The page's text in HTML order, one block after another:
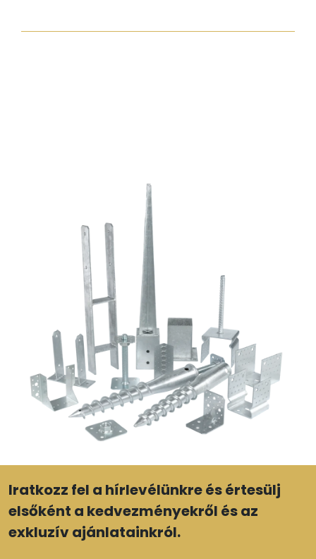
7,5x212
Iratkozz fel a hírlevélünkre és értesülj
elsőként a kedvezményekről és az
exkluzív ajánlatainkról.